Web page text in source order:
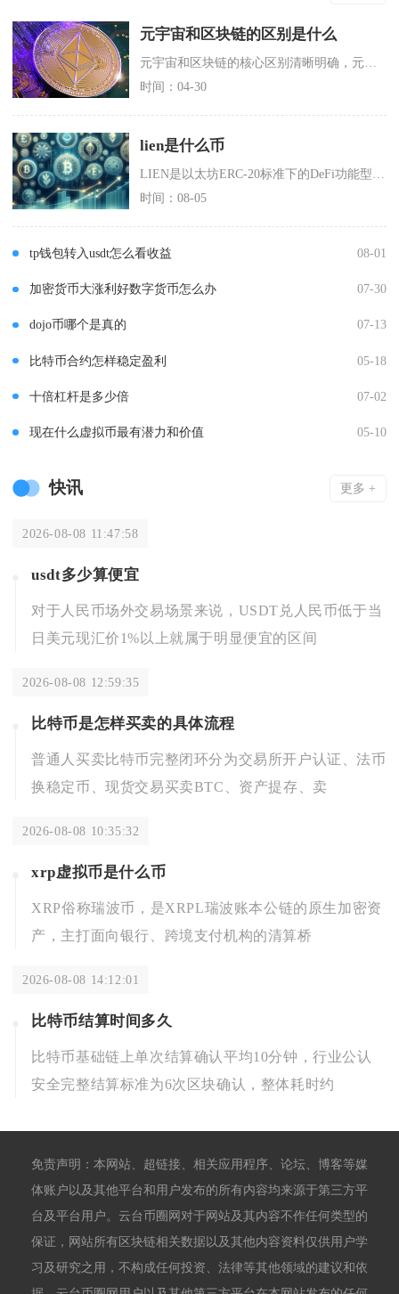
元宇宙和区块链的区别是什么
时间：04-30
lien是什么币
时间：08-05
tp钱包转入usdt怎么看收益 08-01
加密货币大涨利好数字货币怎么办 07-30
dojo币哪个是真的 07-13
比特币合约怎样稳定盈利 05-18
十倍杠杆是多少倍 07-02
现在什么虚拟币最有潜力和价值 05-10
快讯 更多 +
2026-08-08 11:47:58
usdt多少算便宜
对于人民币场外交易场景来说，USDT兑人民币低于当
日美元现汇价1%以上就属于明显便宜的区间
2026-08-08 12:59:35
比特币是怎样买卖的具体流程
普通人买卖比特币完整闭环分为交易所开户认证、法币
换稳定币、现货交易买卖BTC、资产提存、卖
2026-08-08 10:35:32
xrp虚拟币是什么币
XRP俗称瑞波币，是XRPL瑞波账本公链的原生加密资
产，主打面向银行、跨境支付机构的清算桥
2026-08-08 14:12:01
比特币结算时间多久
比特币基础链上单次结算确认平均10分钟，行业公认
安全完整结算标准为6次区块确认，整体耗时约
免责声明：本网站、超链接、相关应用程序、论坛、博客等媒
体账户以及其他平台和用户发布的所有内容均来源于第三方平
台及平台用户。云台币圈网对于网站及其内容不作任何类型的
保证，网站所有区块链相关数据以及其他内容资料仅供用户学
习及研究之用，不构成任何投资、法律等其他领域的建议和依